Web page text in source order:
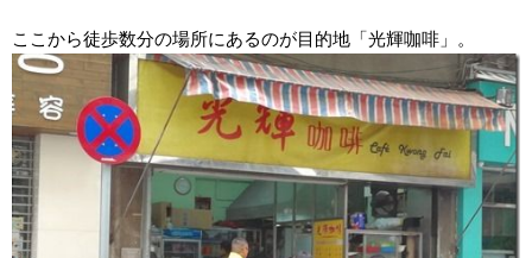
ここから徒歩数分の場所にあるのが目的地「光輝咖啡」。